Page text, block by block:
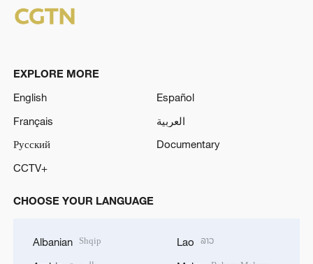
EXPLORE MORE
English
Español
Français
العربية
Русский
Documentary
CCTV+
CHOOSE YOUR LANGUAGE
Albanian Shqip Lao ລາວ